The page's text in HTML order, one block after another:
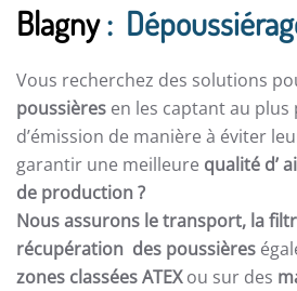
Blagny:
Vous recherchez des solutions
poussières en les captant au plus
d’émission de manière à éviter
garantir une meilleure qualité d’
de production ?
Nous assurons le transport, la
récupération des poussières
zones classées ATEXou sur des